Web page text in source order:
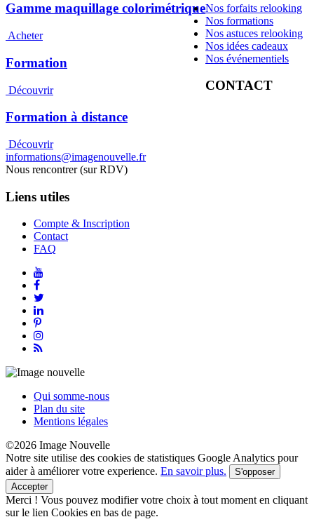
Gamme maquillage colorimétrique
Acheter
Formation
Découvrir
Formation à distance
Découvrir
Nos forfaits relooking
Nos formations
Nos astuces relooking
Nos idées cadeaux
Nos événementiels
CONTACT
informations@imagenouvelle.fr
Nous rencontrer (sur RDV)
Liens utiles
Compte & Inscription
Contact
FAQ
Qui somme-nous
Plan du site
Mentions légales
©2026 Image Nouvelle
Notre site utilise des cookies de statistiques Google Analytics pour
aider à améliorer votre experience. En savoir plus.
S'opposer
Accepter
Merci ! Vous pouvez modifier votre choix à tout moment en cliquant
sur le lien Cookies en bas de page.